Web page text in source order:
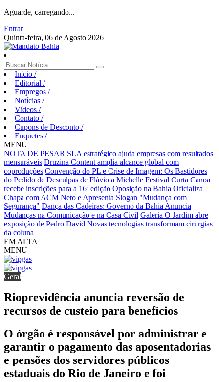
Aguarde, carregando...
Entrar
Quinta-feira, 06 de Agosto 2026
Início /
Editorial /
Empregos /
Notícias /
Vídeos /
Contato /
Cupons de Desconto /
Enquetes /
MENU
NOTA DE PESAR SLA estratégico ajuda empresas com resultados
mensuráveis Druzina Content amplia alcance global com
coproduções Convenção do PL e Crise de Imagem: Os Bastidores
do Pedido de Desculpas de Flávio a Michelle Festival Curta Canoa
recebe inscrições para a 16ª edição Oposição na Bahia Oficializa
Chapa com ACM Neto e Apresenta Slogan "Mudança com
Segurança" Dança das Cadeiras: Governo da Bahia Anuncia
Mudanças na Comunicação e na Casa Civil Galeria O Jardim abre
exposição de Pedro David Novas tecnologias transformam cirurgias
da coluna
EM ALTA
MENU
Geral
Rioprevidência anuncia reversão de
recursos de custeio para benefícios
O órgão é responsável por administrar e
garantir o pagamento das aposentadorias
e pensões dos servidores públicos
estaduais do Rio de Janeiro e foi